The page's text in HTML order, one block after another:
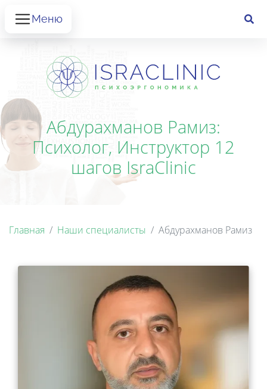
Меню
Абдурахманов Рамиз:
Психолог, Инструктор 12
шагов IsraClinic
Главная Наши специалисты Абдурахманов Рамиз